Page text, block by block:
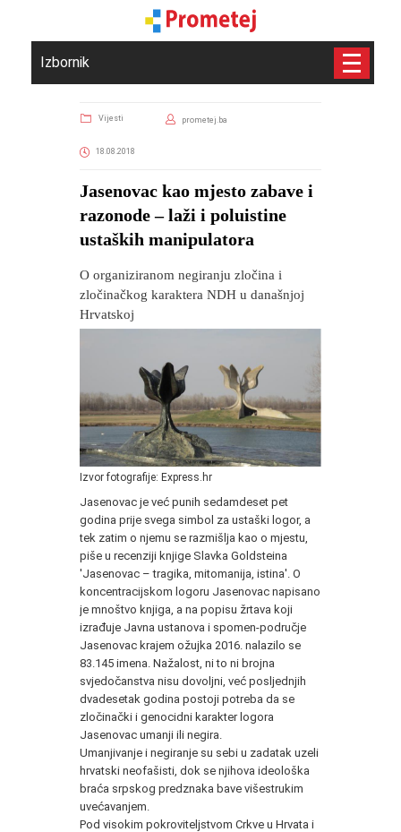
Izbornik
Vijesti prometej.ba
18.08.2018
Jasenovac kao mjesto zabave i
razonode – laži i poluistine
ustaških manipulatora
O organiziranom negiranju zločina i
zločinačkog karaktera NDH u današnjoj
Hrvatskoj
Izvor fotografije: Express.hr
Jasenovac je već punih sedamdeset pet
godina prije svega simbol za ustaški logor, a
tek zatim o njemu se razmišlja kao o mjestu,
piše u recenziji knjige Slavka Goldsteina
'Jasenovac – tragika, mitomanija, istina'. O
koncentracijskom logoru Jasenovac napisano
je mnoštvo knjiga, a na popisu žrtava koji
izrađuje Javna ustanova i spomen-područje
Jasenovac krajem ožujka 2016. nalazilo se
83.145 imena. Nažalost, ni to ni brojna
svjedočanstva nisu dovoljni, već posljednjih
dvadesetak godina postoji potreba da se
zločinački i genocidni karakter logora
Jasenovac umanji ili negira.
Umanjivanje i negiranje su sebi u zadatak uzeli
hrvatski neofašisti, dok se njihova ideološka
braća srpskog predznaka bave višestrukim
uvećavanjem.
Pod visokim pokroviteljstvom Crkve u Hrvata i